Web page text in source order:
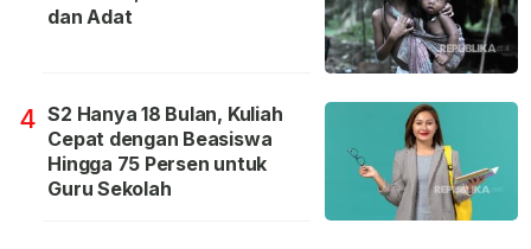
dan Adat
4 S2 Hanya 18 Bulan, Kuliah
Cepat dengan Beasiswa
Hingga 75 Persen untuk
Guru Sekolah